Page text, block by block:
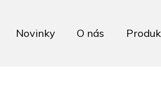
Novinky O nás